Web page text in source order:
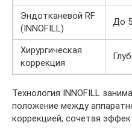
Эндотканевой RF
(INNOFILL)
До
Хирургическая
коррекция
Технология INNOFILL
положение между
коррекцией, сочетая